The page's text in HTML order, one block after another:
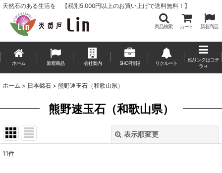
天然石のある生活を 【税別5,000円以上のお買い上げで送料無料！】
商品検索 カート 新着商品
ホーム 新着商品 会社案内 SHOP情報 リクルート
他リンクはコチ
ラ→
ホーム > 日本銘石 > 熊野速玉石（和歌山県）
熊野速玉石（和歌山県）
表示順変更
11件